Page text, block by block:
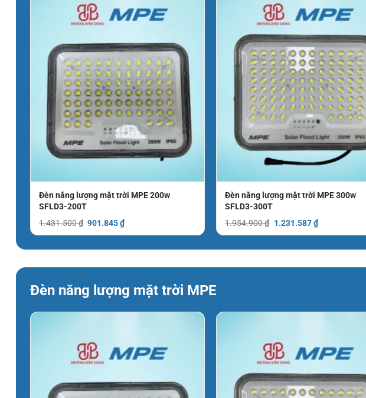
Đèn năng lượng mặt trời MPE 200w
SFLD3-200T
1.431.500₫ Giá
1.431.500 ₫.
901.845₫Giá
hiện
là:
Đèn năng lượng mặt trời MPE 300w
SFLD3-300T
1.954.900₫ Giá
1.954.900 ₫.
1.231.587₫Giá
hiện
là:
Đèn năng lượng mặt trời MPE